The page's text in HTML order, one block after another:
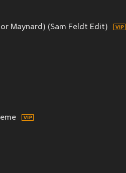
Maynard) (Sam Feldt Edit)